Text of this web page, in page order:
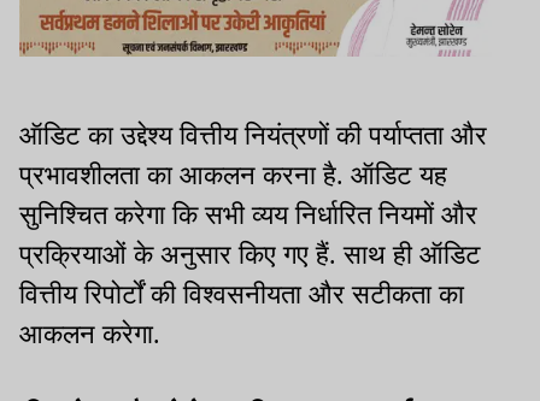
ऑडिट का उद्देश्य वित्तीय नियंत्रणों की पर्याप्तता और
प्रभावशीलता का आकलन करना है. ऑडिट यह
सुनिश्चित करेगा कि सभी व्यय निर्धारित नियमों और
प्रक्रियाओं के अनुसार किए गए हैं. साथ ही ऑडिट
वित्तीय रिपोर्टों की विश्वसनीयता और सटीकता का
आकलन करेगा.